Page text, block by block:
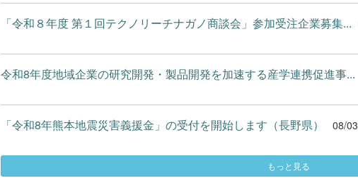
「令和８年度 第１回テクノリーチナガノ商談会」参加受注企業募集...
令和8年度地域企業の研究開発・製品開発を加速する産学連携促進事...
「令和8年熊本地震災害義援金」の受付を開始します（長野県） 08/03
もっと見る